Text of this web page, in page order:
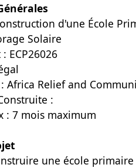
d'une École
Solaire
ECP26026
Africa Relief and
:
: 7 mois maximum
une école